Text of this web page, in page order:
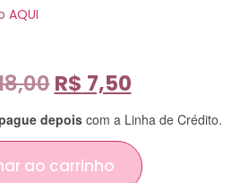
AQUI
R$ 7,50
depois com a Linha de Crédito.
ao carrinho